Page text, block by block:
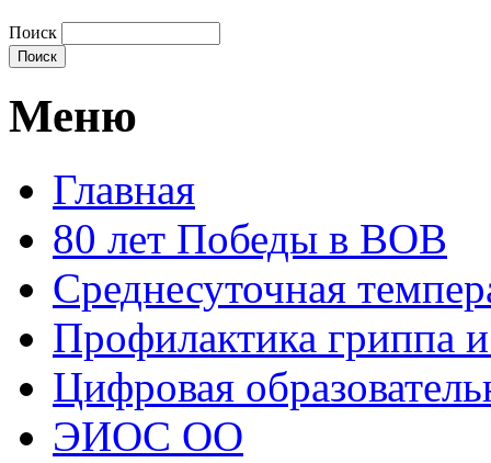
Поиск
Меню
Главная
80 лет Победы в ВОВ
Среднесуточная
Профилактика гриппа
Цифровая
ЭИОС ОО